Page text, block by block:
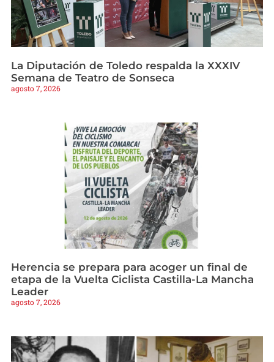
La Diputación de Toledo respalda la XXXIV
Semana de Teatro de Sonseca
agosto 7, 2026
Herencia se prepara para acoger un final de
etapa de la Vuelta Ciclista Castilla-La Mancha
Leader
agosto 7, 2026